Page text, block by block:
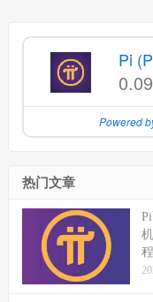
Pi
Powered
热门文章